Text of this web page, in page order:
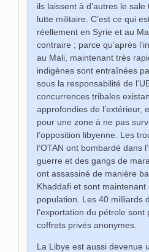
ils laissent à d’autres le
lutte militaire. C’est ce qui
réellement en Syrie et au
contraire ; parce qu’après
au Mali, maintenant très
indigènes sont entraînées
sous la responsabilité de
concurrences tribales
approfondies de l’extérieur,
pour une zone à ne pas
l’opposition libyenne. Les
l’OTAN ont bombardé dans
guerre et des gangs de
ont assassiné de manière
Khaddafi et sont
population. Les 40 milliards
l’exportation du pétrole sont
coffrets privés anonymes.
La Libye est aussi devenue